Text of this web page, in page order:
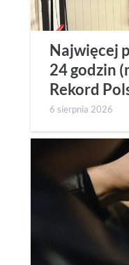
Najwięcej
24 godzin
Rekord
6 sierpnia 2026